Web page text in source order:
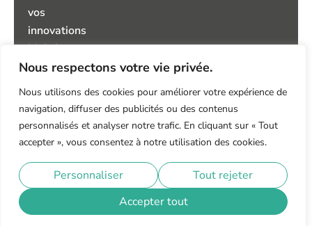
Nous respectons votre vie privée.
Nous utilisons des cookies pour améliorer votre expérience de
navigation, diffuser des publicités ou des contenus
personnalisés et analyser notre trafic. En cliquant sur « Tout
accepter », vous consentez à notre utilisation des cookies.
Personnaliser
Tout rejeter
Accepter tout
vos
innovations
Maitriser
votre
environnement
PI
Gérer les
litiges
© 2026 IP TRUST – Tous droits réservés
Charte de confidentialité Mentions légales